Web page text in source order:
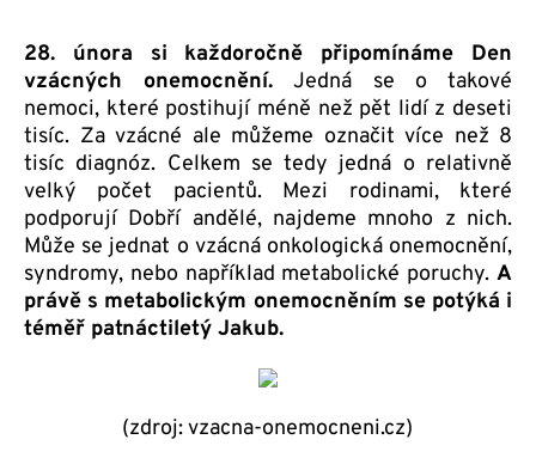
28. února si každoročně připomínáme Den
vzácných onemocnění. Jedná se o takové
nemoci, které postihují méně než pět lidí z deseti
tisíc. Za vzácné ale můžeme označit více než 8
tisíc diagnóz. Celkem se tedy jedná o relativně
velký počet pacientů. Mezi rodinami, které
podporují Dobří andělé, najdeme mnoho z nich.
Může se jednat o vzácná onkologická onemocnění,
syndromy, nebo například metabolické poruchy. A
právě s metabolickým onemocněním se potýká i
téměř patnáctiletý Jakub.
(zdroj: vzacna-onemocneni.cz)